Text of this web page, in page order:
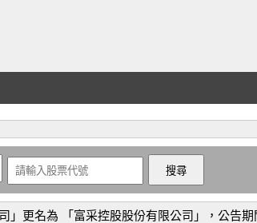
更名為 「富采控股股份有限公司」，公告期